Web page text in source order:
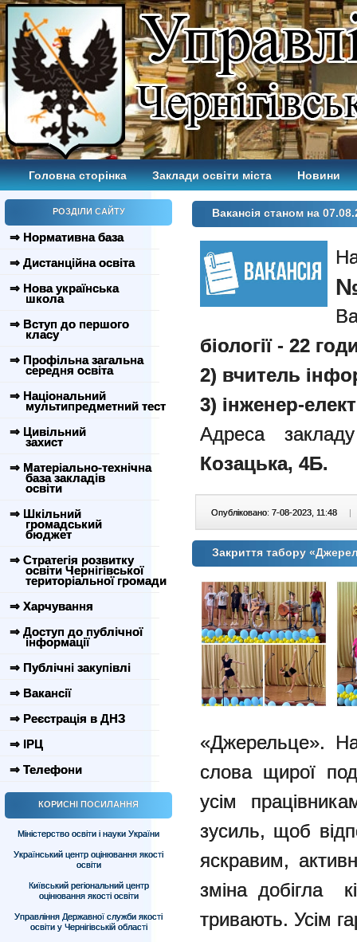
Головна сторінка Заклади освіти міста Новини
РОЗДІЛИ САЙТУ
⇒ Нормативна база
⇒ Дистанційна освіта
⇒ Нова українська
школа
⇒ Вступ до першого
класу
⇒ Профільна загальна
середня освіта
⇒ Національний
мультипредметний тест
⇒ Цивільний
захист
⇒ Матеріально-технічна
база закладів
освіти
⇒ Шкільний
громадський
бюджет
⇒ Стратегія розвитку
освіти Чернігівської
територіальної громади
⇒ Харчування
⇒ Доступ до публічної
інформації
⇒ Публічні закупівлі
⇒ Вакансії
⇒ Реєстрація в ДНЗ
⇒ ІРЦ
⇒ Телефони
КОРИСНІ ПОСИЛАННЯ
Міністерство освіти і науки України
Український центр оцінювання якості
освіти
Київський регіональний центр
оцінювання якості освіти
Управління Державної служби якості
освіти у Чернігівській області
Вакансія станом на
біології - 22
2) вчитель
3) інженер-
Адреса
Козацька, 4Б.
Опубліковано: 7-08-2023, 11:48 |
Закриття табору
«Джерельце».
слова щирої
усім
зусиль, щоб
яскравим,
зміна добігла
тривають. Усім